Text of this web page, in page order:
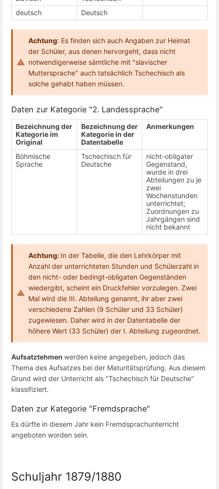
deutsch
Deutsch
Achtung: Es finden sich auch Angaben zur Heimat
der Schüler, aus denen hervorgeht, dass nicht
notwendigerweise sämtliche mit "slavischer
Muttersprache" auch tatsächlich Tschechisch als
solche gehabt haben müssen.
Daten zur Kategorie "2. Landessprache"
Bezeichnung der
Kategorie im
Original
Bezeichnung der
Kategorie in der
Datentabelle
Anmerkungen
Böhmische
Sprache
Tschechisch für
Deutsche
nicht-obligater
Gegenstand,
wurde in drei
Abteilungen zu je
zwei
Wochenstunden
unterrichtet;
Zuordnungen zu
Jahrgängen sind
nicht bekannt
Achtung: In der Tabelle, die den Lehrkörper mit
Anzahl der unterrichteten Stunden und Schülerzahl in
den nicht- oder bedingt-obligaten Gegenständen
wiedergibt, scheint ein Druckfehler vorzulegen. Zwei
Mal wird die III. Abteilung genannt, ihr aber zwei
verschiedene Zahlen (9 Schüler und 33 Schüler)
zugewiesen. Daher wird in der Datentabelle der
höhere Wert (33 Schüler) der I. Abteilung zugeordnet.
Aufsatztehmen werden keine angegeben, jedoch das
Thema des Aufsatzes bei der Maturitätsprüfung. Aus diesem
Grund wird der Unterricht als "Tschechisch für Deutsche"
klassifiziert.
Daten zur Kategorie "Fremdsprache"
Es dürfte in diesem Jahr kein Fremdsprachunterricht
angeboten worden sein.
Schuljahr 1879/1880